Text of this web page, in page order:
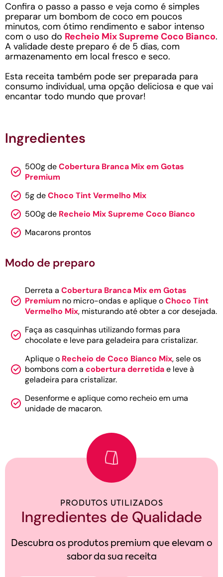
Confira o passo a passo e veja como é simples
preparar um bombom de coco em poucos
minutos, com ótimo rendimento e sabor intenso
com o uso do Recheio Mix Supreme Coco Bianco.
A validade deste preparo é de 5 dias, com
armazenamento em local fresco e seco.
Esta receita também pode ser preparada para
consumo individual, uma opção deliciosa e que vai
encantar todo mundo que provar!
Ingredientes
500g deCobertura Branca Mix em Gotas
Premium
5g deChoco Tint Vermelho Mix
500g de Recheio Mix Supreme Coco Bianco
Macarons prontos
Modo de preparo
Derreta a Cobertura Branca Mix em Gotas
Premium no micro-ondas e aplique oChoco Tint
Vermelho Mix, misturando até obter a cor desejada.
Faça as casquinhas utilizando formas para
chocolate e leve para geladeira para cristalizar.
Aplique o Recheio de Coco Bianco Mix, sele os
bombons com a cobertura derretidae leve à
geladeira para cristalizar.
Desenforme e aplique como recheio em uma
unidade de macaron.
PRODUTOS UTILIZADOS
Ingredientes de Qualidade
Descubra os produtos premium que elevam o
sabor da sua receita